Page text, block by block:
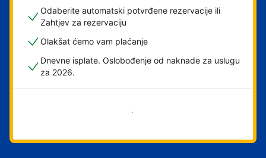
Odaberite automatski potvrđene rezervacije ili
Zahtjev za rezervaciju
Olakšat ćemo vam plaćanje
Dnevne isplate. Oslobođenje od naknade za uslugu
za 2026.
Započni odmah